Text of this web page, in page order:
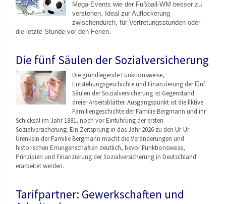
Mega-Events wie der Fußball-WM besser zu
verstehen. Ideal zur Auflockerung
zwischendurch, für Vertretungsstunden oder
die letzte Stunde vor den Ferien.
Die fünf Säulen der Sozialversicherung
Die grundlegende Funktionsweise,
Entstehungsgeschichte und Finanzierung der fünf
Säulen der Sozialversicherung ist Gegenstand
dreier Arbeitsblätter. Ausgangspunkt ist die fiktive
Familiengeschichte der Familie Bergmann und ihr
Schicksal im Jahr 1881, noch vor Einführung der ersten
Sozialversicherung. Ein Zeitsprung in das Jahr 2026 zu den Ur-Ur-
Urenkeln der Familie Bergmann macht die Veränderungen und
historischen Errungenschaften deutlich, bevor Funktionsweise,
Prinzipien und Finanzierung der Sozialversicherung in Deutschland
erarbeitet werden.
Tarifpartner: Gewerkschaften und